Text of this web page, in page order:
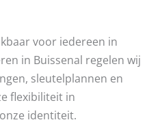
voor iedereen in
in Buissenal regelen wij
sleutelplannen en
flexibiliteit in
identiteit.